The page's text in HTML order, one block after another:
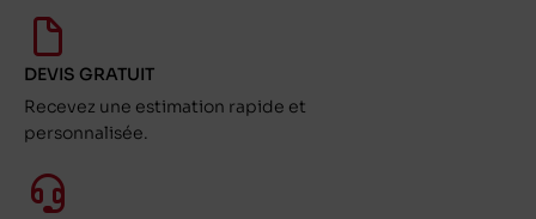
DEVIS GRATUIT
Recevez une estimation rapide et
personnalisée.